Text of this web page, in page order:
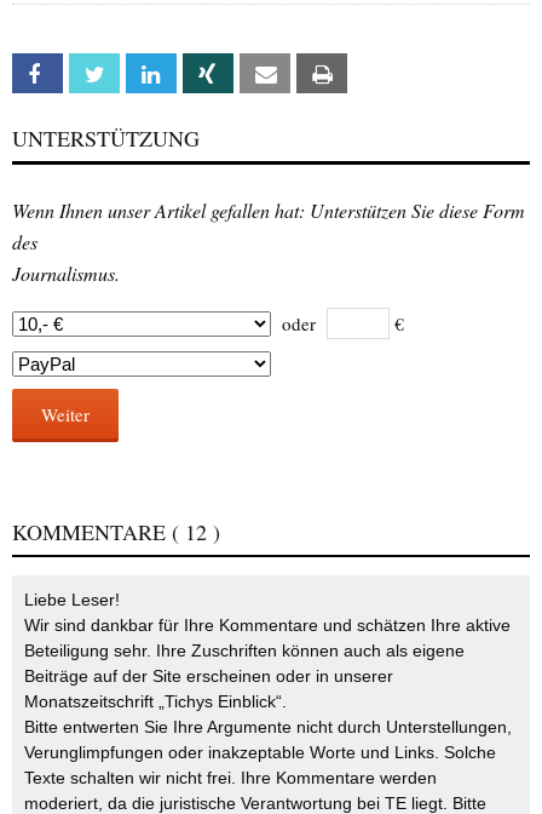
Facebook Twitter Linkedin Xing Email
UNTERSTÜTZUNG
Wenn Ihnen unser Artikel gefallen hat: Unterstützen Sie diese Form
des
Journalismus.
oder €
Weiter
KOMMENTARE ( 12 )
Liebe Leser!
Wir sind dankbar für Ihre Kommentare und schätzen Ihre aktive
Beteiligung sehr. Ihre Zuschriften können auch als eigene
Beiträge auf der Site erscheinen oder in unserer
Monatszeitschrift „Tichys Einblick“.
Bitte entwerten Sie Ihre Argumente nicht durch Unterstellungen,
Verunglimpfungen oder inakzeptable Worte und Links. Solche
Texte schalten wir nicht frei. Ihre Kommentare werden
moderiert, da die juristische Verantwortung bei TE liegt. Bitte